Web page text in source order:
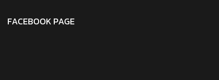
FACEBOOK PAGE